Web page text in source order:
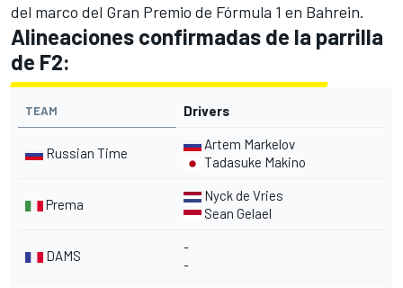
del marco del Gran Premio de Fórmula 1 en Bahrein.
Alineaciones confirmadas de la parrilla
de F2:
TEAM Drivers
Russian Time
Artem Markelov
Tadasuke Makino
Prema
Nyck de Vries
Sean Gelael
DAMS
-
-